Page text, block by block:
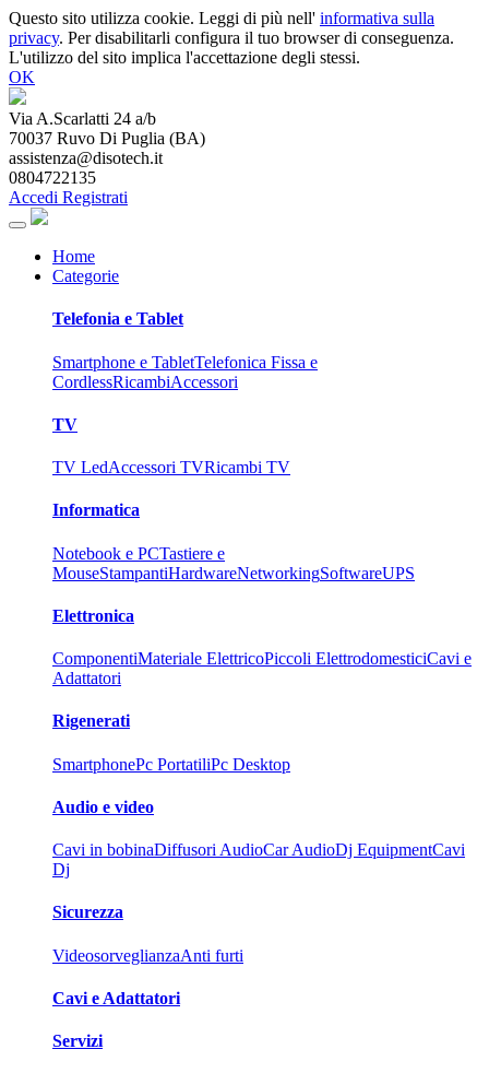
Questo sito utilizza cookie. Leggi di più nell' informativa sulla
privacy. Per disabilitarli configura il tuo browser di conseguenza.
L'utilizzo del sito implica l'accettazione degli stessi.
OK
Via A.Scarlatti 24 a/b
70037 Ruvo Di Puglia (BA)
assistenza@disotech.it
0804722135
Accedi Registrati
Home
Categorie
Telefonia e Tablet
Smartphone e TabletTelefonica Fissa e
CordlessRicambiAccessori
TV
TV LedAccessori TVRicambi TV
Informatica
Notebook e PCTastiere e
MouseStampantiHardwareNetworkingSoftwareUPS
Elettronica
ComponentiMateriale ElettricoPiccoli ElettrodomesticiCavi e
Adattatori
Rigenerati
SmartphonePc PortatiliPc Desktop
Audio e video
Cavi in bobinaDiffusori AudioCar AudioDj EquipmentCavi
Dj
Sicurezza
VideosorveglianzaAnti furti
Cavi e Adattatori
Servizi